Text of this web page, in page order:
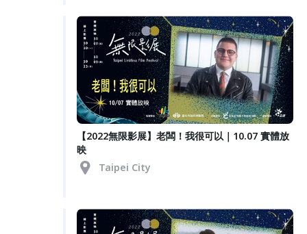
【2022無限影展】老闆！我很可以｜10.07 實體放
映
Taipei City